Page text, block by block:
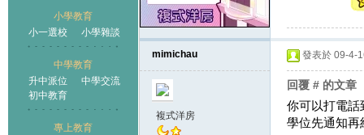
小學教育
小一選校
小學雜談
中學教育
升中派位
中學交流
初中教育
專上教育
mimichau
複式洋房
發表於 09-4-
回覆 # 的文章
你可以打電話
學位先通知再